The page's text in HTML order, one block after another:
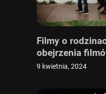
Filmy o
obejrzenia
9 kwietnia, 2024